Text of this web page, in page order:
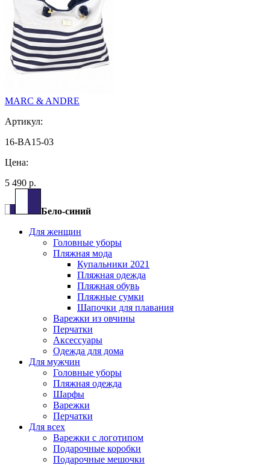
MARC & ANDRE
Артикул:
16-BA15-03
Цена:
5 490 р.
Бело-синий
Для женщин
Головные уборы
Пляжная мода
Купальники 2021
Пляжная одежда
Пляжная обувь
Пляжные сумки
Шапочки для плавания
Варежки из овчины
Перчатки
Аксессуары
Одежда для дома
Для мужчин
Головные уборы
Пляжная одежда
Шарфы
Варежки
Перчатки
Для всех
Варежки с логотипом
Подарочные коробки
Подарочные мешочки